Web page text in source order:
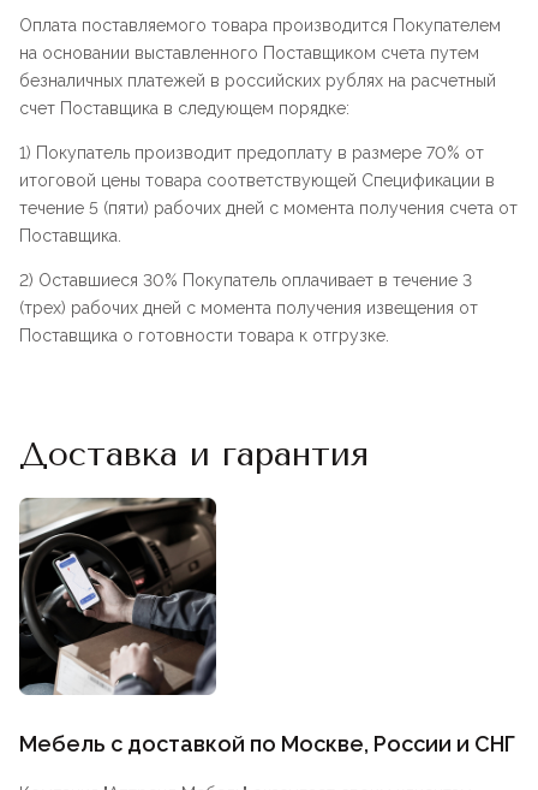
Оплата поставляемого товара производится Покупателем
на основании выставленного Поставщиком счета путем
безналичных платежей в российских рублях на расчетный
счет Поставщика в следующем порядке:
1) Покупатель производит предоплату в размере 70% от
итоговой цены товара соответствующей Спецификации в
течение 5 (пяти) рабочих дней с момента получения счета от
Поставщика.
2) Оставшиеся 30% Покупатель оплачивает в течение 3
(трех) рабочих дней с момента получения извещения от
Поставщика о готовности товара к отгрузке.
Доставка и гарантия
Мебель с доставкой по Москве, России и СНГ